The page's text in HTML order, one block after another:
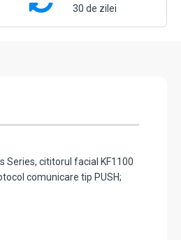
30 de zilei
Series, cititorul facial KF1100
comunicare tip PUSH;